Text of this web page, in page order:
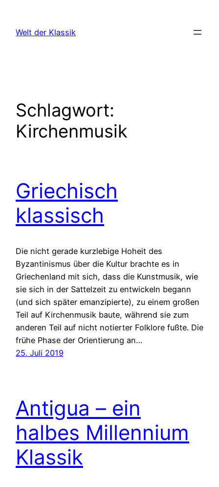
springen
Welt der Klassik
Schlagwort:
Kirchenmusik
Griechisch
klassisch
Die nicht gerade kurzlebige Hoheit des
Byzantinismus über die Kultur brachte es in
Griechenland mit sich, dass die Kunstmusik, wie
sie sich in der Sattelzeit zu entwickeln begann
(und sich später emanzipierte), zu einem großen
Teil auf Kirchenmusik baute, während sie zum
anderen Teil auf nicht notierter Folklore fußte. Die
frühe Phase der Orientierung an…
25. Juli 2019
Antigua – ein
halbes Millennium
Klassik